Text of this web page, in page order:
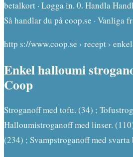
betalkort · Logga in. 0. Handla
Så handlar du på coop.se · Vanliga
http s://www.coop.se › recept ›
Enkel halloumi
Coop
Stroganoff med tofu. (34) ;
Halloumistroganoff med linser.
(234) ; Svampstroganoff med svarta